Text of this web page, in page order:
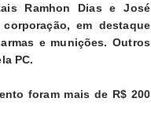
Ramhon Dias e José
em destaque
e munições. Outros
PC.
foram mais de R$ 200